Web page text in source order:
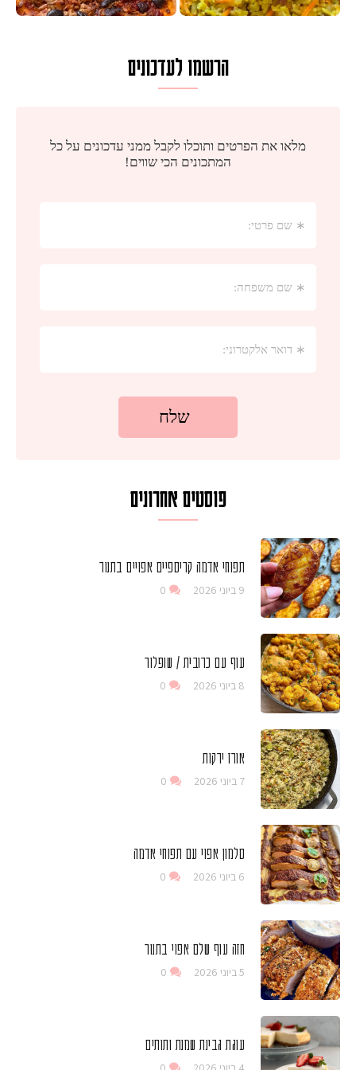
הרשמו לעדכונים
פוסטים אחרונים
תפוחי אדמה קריספיים אפויים בתנור
9 ביוני 2026 0
עוף עם כרובית / שופלור
8 ביוני 2026 0
אורז ירקות
7 ביוני 2026 0
סלמון אפוי עם תפוחי אדמה
6 ביוני 2026 0
חזה עוף שלם אפוי בתנור
5 ביוני 2026 0
עוגת גבינת שמנת ותותים